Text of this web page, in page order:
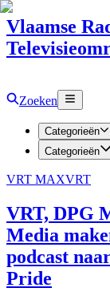
Vlaamse
Zoeken
Categorieën
Categorieën
VRT MAXVRT
VRT, DPG
Media
podcast
Pride